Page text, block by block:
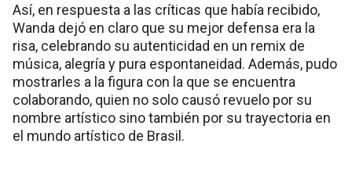
Así, en respuesta a las críticas que había recibido,
Wanda dejó en claro que su mejor defensa era la
risa, celebrando su autenticidad en un remix de
música, alegría y pura espontaneidad. Además, pudo
mostrarles a la figura con la que se encuentra
colaborando, quien no solo causó revuelo por su
nombre artístico sino también por su trayectoria en
el mundo artístico de Brasil.